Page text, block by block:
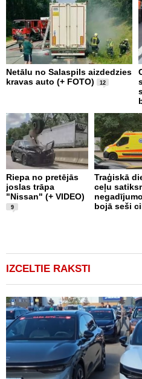
Netālu no Salaspils aizdedzies
kravas auto (+ FOTO)
12
Riepa no pretējās
joslas trāpa
"Nissan" (+ VIDEO)
9
Traģiskā
ceļu
bojā seši
IZCELTIE RAKSTI